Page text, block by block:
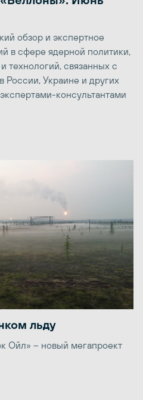
обзор и экспертное
в сфере ядерной политики,
технологий, связанных с
России, Украине и других
консультантами
льду
Ойл» – новый мегапроект